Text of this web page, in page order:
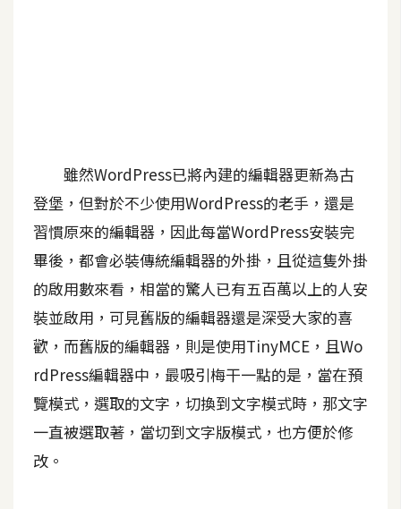
網
站
影
像
A
d
o
b
e
雖然WordPress已將內建的編輯器更新為古
登堡，但對於不少使用WordPress的老手，還是
習慣原來的編輯器，因此每當WordPress安裝完
畢後，都會必裝傳統編輯器的外掛，且從這隻外掛
的啟用數來看，相當的驚人已有五百萬以上的人安
裝並啟用，可見舊版的編輯器還是深受大家的喜
歡，而舊版的編輯器，則是使用TinyMCE，且Wo
rdPress編輯器中，最吸引梅干一點的是，當在預
覽模式，選取的文字，切換到文字模式時，那文字
一直被選取著，當切到文字版模式，也方便於修
改。